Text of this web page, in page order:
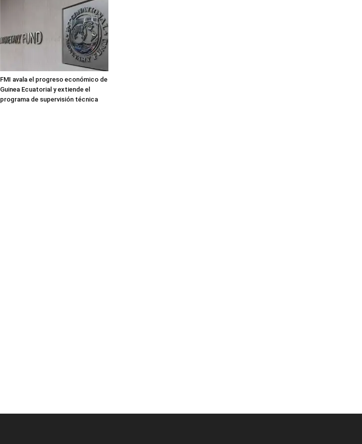
FMI avala el progreso económico de
Guinea Ecuatorial y extiende el
programa de supervisión técnica